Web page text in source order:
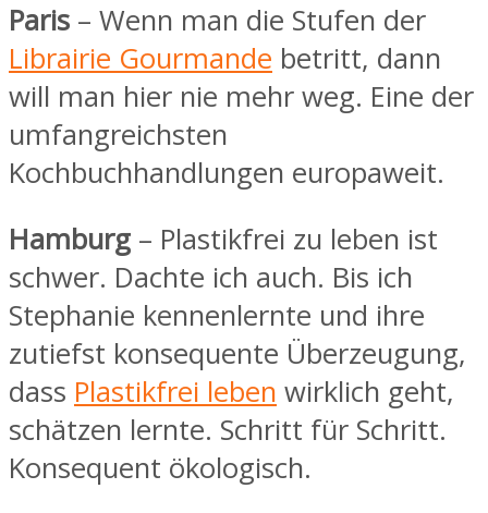
Paris – Wenn man die Stufen der
Librairie Gourmande betritt, dann
will man hier nie mehr weg. Eine der
umfangreichsten
Kochbuchhandlungen europaweit.
Hamburg – Plastikfrei zu leben ist
schwer. Dachte ich auch. Bis ich
Stephanie kennenlernte und ihre
zutiefst konsequente Überzeugung,
dass Plastikfrei leben wirklich geht,
schätzen lernte. Schritt für Schritt.
Konsequent ökologisch.